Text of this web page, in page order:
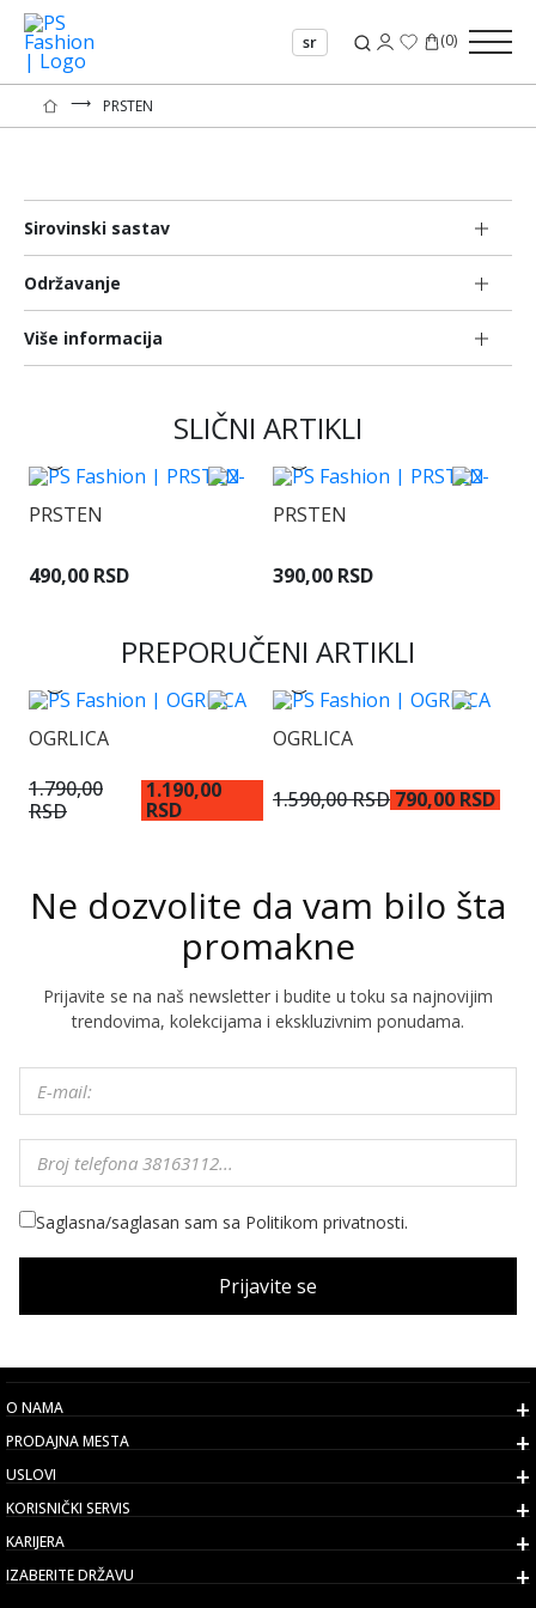
sr (0)
⟶ PRSTEN
Sirovinski sastav
Održavanje
Više informacija
SLIČNI ARTIKLI
PRSTEN
490,00 RSD
PRSTEN
390,00 RSD
PREPORUČENI ARTIKLI
OGRLICA
1.790,00
RSD
1.190,00
RSD
OGRLICA
1.590,00 RSD 790,00 RSD
Ne dozvolite da vam bilo šta
promakne
Prijavite se na naš newsletter i budite u toku sa najnovijim
trendovima, kolekcijama i ekskluzivnim ponudama.
Saglasna/saglasan sam sa Politikom privatnosti.
Prijavite se
O NAMA
PRODAJNA MESTA
USLOVI
KORISNIČKI SERVIS
KARIJERA
IZABERITE DRŽAVU